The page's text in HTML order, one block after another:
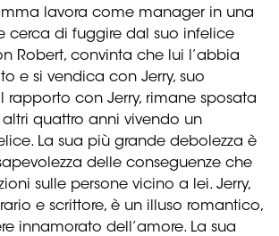
lavora come manager in una
cerca di fuggire dal suo infelice
Robert, convinta che lui l’abbia
e si vendica con Jerry, suo
rapporto con Jerry, rimane sposata
quattro anni vivendo un
La sua più grande debolezza è
delle conseguenze che
sulle persone vicino a lei. Jerry,
e scrittore, è un illuso romantico,
innamorato dell’amore. La sua